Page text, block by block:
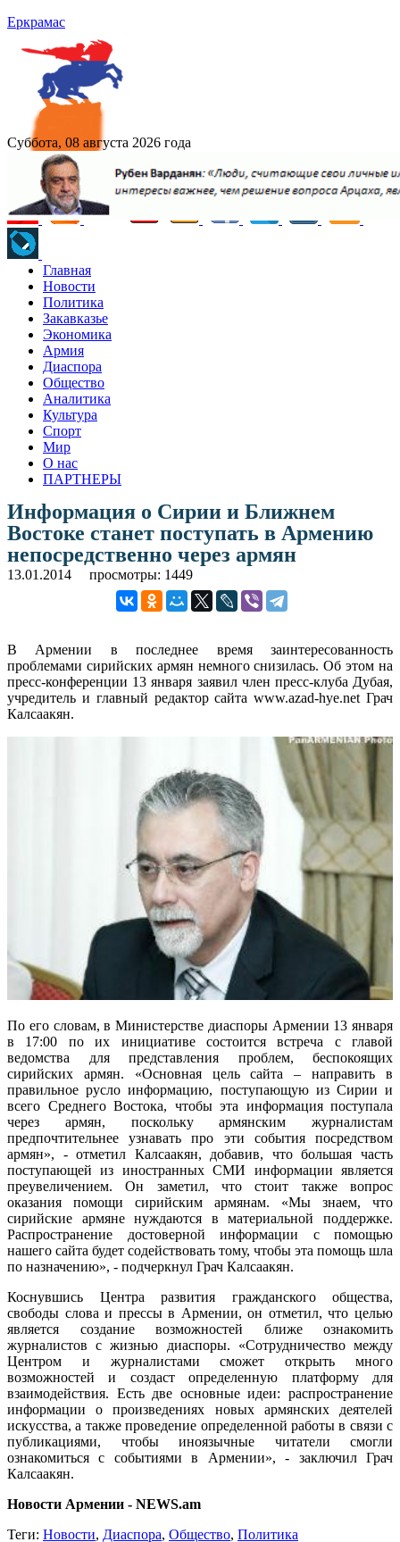
Еркрамас
Суббота, 08 августа 2026 года
Главная
Новости
Политика
Закавказье
Экономика
Армия
Диаспора
Общество
Аналитика
Культура
Спорт
Мир
О нас
ПАРТНЕРЫ
Информация о Сирии и Ближнем
Востоке станет поступать в Армению
непосредственно через армян
13.01.2014 просмотры: 1449
В Армении в последнее время заинтересованность
проблемами сирийских армян немного снизилась. Об этом на
пресс-конференции 13 января заявил член пресс-клуба Дубая,
учредитель и главный редактор сайта www.azad-hye.net Грач
Калсаакян.
По его словам, в Министерстве диаспоры Армении 13 января
в 17:00 по их инициативе состоится встреча с главой
ведомства для представления проблем, беспокоящих
сирийских армян. «Основная цель сайта – направить в
правильное русло информацию, поступающую из Сирии и
всего Среднего Востока, чтобы эта информация поступала
через армян, поскольку армянским журналистам
предпочтительнее узнавать про эти события посредством
армян», - отметил Калсаакян, добавив, что большая часть
поступающей из иностранных СМИ информации является
преувеличением. Он заметил, что стоит также вопрос
оказания помощи сирийским армянам. «Мы знаем, что
сирийские армяне нуждаются в материальной поддержке.
Распространение достоверной информации с помощью
нашего сайта будет содействовать тому, чтобы эта помощь шла
по назначению», - подчеркнул Грач Калсаакян.
Коснувшись Центра развития гражданского общества,
свободы слова и прессы в Армении, он отметил, что целью
является создание возможностей ближе ознакомить
журналистов с жизнью диаспоры. «Сотрудничество между
Центром и журналистами сможет открыть много
возможностей и создаст определенную платформу для
взаимодействия. Есть две основные идеи: распространение
информации о произведениях новых армянских деятелей
искусства, а также проведение определенной работы в связи с
публикациями, чтобы иноязычные читатели смогли
ознакомиться с событиями в Армении», - заключил Грач
Калсаакян.
Новости Армении - NEWS.am
Теги: Новости, Диаспора, Общество, Политика